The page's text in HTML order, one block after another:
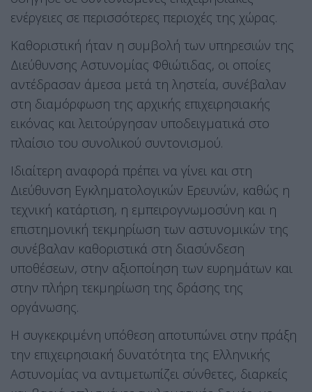
ενέργειες σε περισσότερες περιοχές της χώρας.
Καθοριστική ήταν η συμβολή των υπηρεσιών της
Διεύθυνσης Αστυνομίας Φθιώτιδας, οι οποίες
αντέδρασαν άμεσα μετά τη ληστεία, συνέβαλαν
στη διαμόρφωση της αρχικής επιχειρησιακής
εικόνας και λειτούργησαν υποδειγματικά στο
πλαίσιο του συνολικού συντονισμού.
Ιδιαίτερη αναφορά πρέπει να γίνει και στη
Διεύθυνση Εγκληματολογικών Ερευνών, καθώς η
τεχνική κατάρτιση, η εμπειρογνωμοσύνη και η
επιστημονική τεκμηρίωση των αστυνομικών της
συνέβαλαν καθοριστικά στη διασύνδεση
υποθέσεων, στην αξιοποίηση των ευρημάτων και
στην πλήρη τεκμηρίωση της δράσης της
οργάνωσης.
Η συγκεκριμένη υπόθεση αποτυπώνει στην πράξη
την επιχειρησιακή δυνατότητα της Ελληνικής
Αστυνομίας να αντιμετωπίζει σύνθετες, διαρκείς